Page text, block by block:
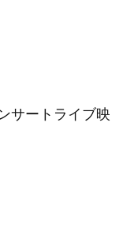
サートライブ映